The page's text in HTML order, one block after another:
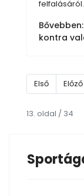
felfalásáról.
kontra
Első Előző
13. oldal / 34